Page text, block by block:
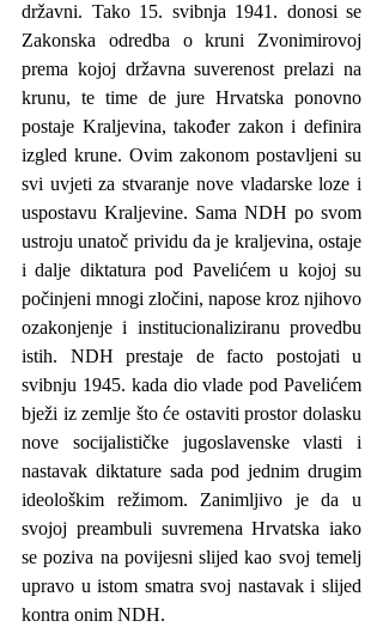
državni. Tako 15. svibnja 1941. donosi se
Zakonska odredba o kruni Zvonimirovoj
prema kojoj državna suverenost prelazi na
krunu, te time de jure Hrvatska ponovno
postaje Kraljevina, također zakon i definira
izgled krune. Ovim zakonom postavljeni su
svi uvjeti za stvaranje nove vladarske loze i
uspostavu Kraljevine. Sama NDH po svom
ustroju unatoč prividu da je kraljevina, ostaje
i dalje diktatura pod Pavelićem u kojoj su
počinjeni mnogi zločini, napose kroz njihovo
ozakonjenje i institucionaliziranu provedbu
istih. NDH prestaje de facto postojati u
svibnju 1945. kada dio vlade pod Pavelićem
bježi iz zemlje što će ostaviti prostor dolasku
nove socijalističke jugoslavenske vlasti i
nastavak diktature sada pod jednim drugim
ideološkim režimom. Zanimljivo je da u
svojoj preambuli suvremena Hrvatska iako
se poziva na povijesni slijed kao svoj temelj
upravo u istom smatra svoj nastavak i slijed
kontra onim NDH.